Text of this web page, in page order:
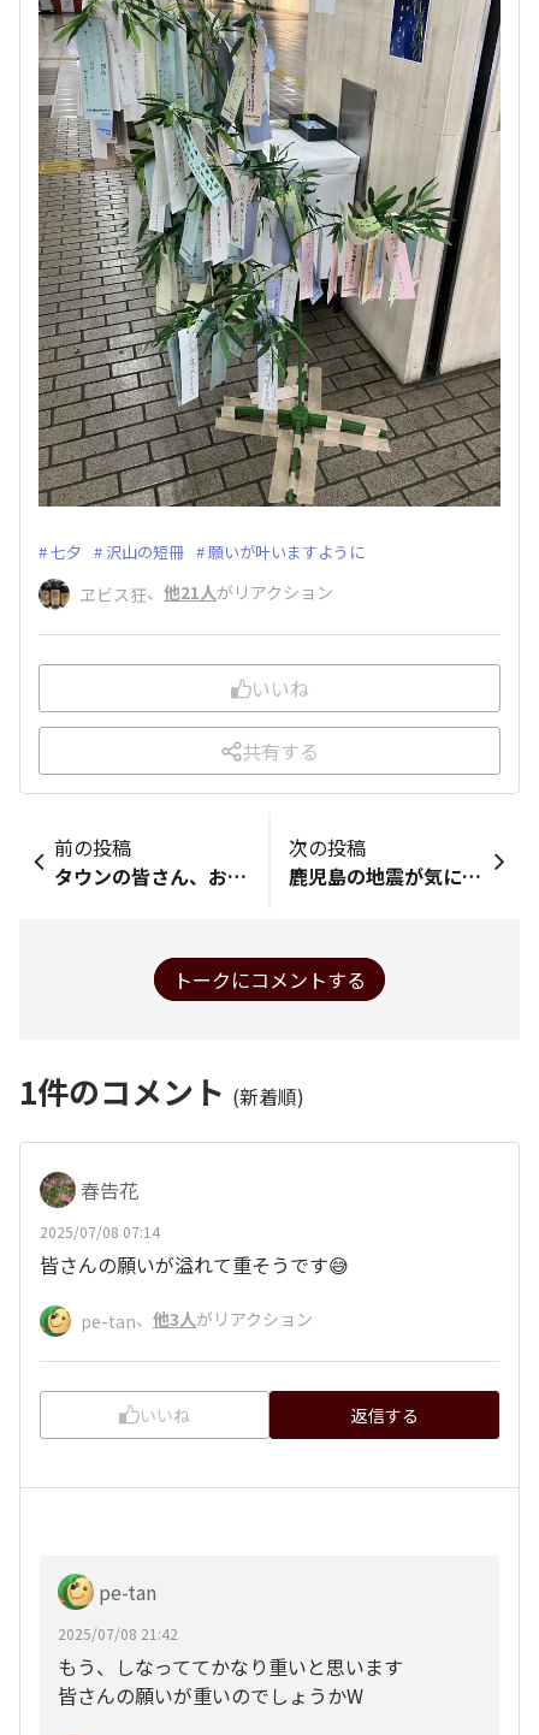
七夕 沢山の短冊 願いが叶いますように
ヱビス狂、 他21人がリアクション
いいね
共有する
前の投稿
タウンの皆さん、おはようございます♪ 朝の飛行機雲が見れました✨ 今日も笑顔で自分らしく ボチボチいきましょう♪
次の投稿
鹿児島の地震が気になります。 早く落ち着きますように。
トークにコメントする
1件のコメント (新着順)
春告花
2025/07/08 07:14
皆さんの願いが溢れて重そうです😅
pe-tan、 他3人がリアクション
いいね 返信する
pe-tan
2025/07/08 21:42
もう、しなっててかなり重いと思います
皆さんの願いが重いのでしょうかW